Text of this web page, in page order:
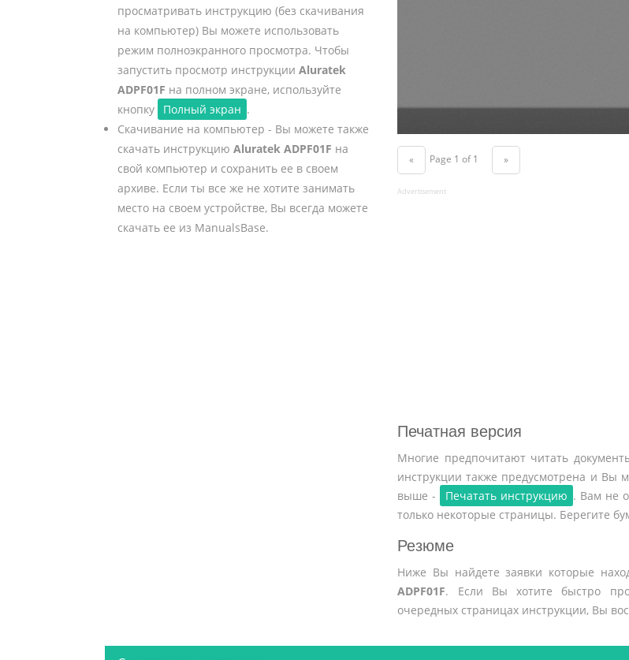
просматривать инструкцию (без скачивания
на компьютер) Вы можете использовать
режим полноэкранного просмотра. Чтобы
запустить просмотр инструкции Aluratek
ADPF01F на полном экране, используйте
кнопку
Полный экран .
Скачивание на компьютер - Вы можете также
скачать инструкцию Aluratek ADPF01F на
свой компьютер и сохранить ее в своем
архиве. Если ты все же не хотите занимать
место на своем устройстве, Вы всегда можете
скачать ее из ManualsBase.
« Page 1 of 1 »
Advertisement
Печатная версия
Многие предпочитают читать
инструкции также предусмотрена и Вы
выше -
Печатать инструкцию . Вам не
только некоторые страницы. Берегите
Резюме
Ниже Вы найдете заявки которые
ADPF01F. Если Вы хотите быстро
очередных страницах инструкции, Вы